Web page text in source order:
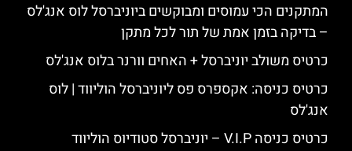
המתקנים הכי עמוסים ומבוקשים ביוניברסל לוס אנג'לס
– בדיקה בזמן אמת של תור לכל מתקן
כרטיס משולב יוניברסל + האחים וורנר בלוס אנג'לס
כרטיס כניסה: אקספרס פס ליוניברסל הוליווד | לוס
אנג'לס
כרטיס כניסה V.I.P – יוניברסל סטודיוס הוליווד